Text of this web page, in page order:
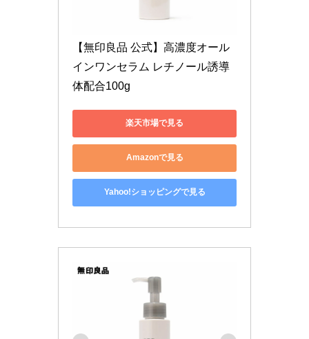
【無印良品 公式】高濃度オール
インワンセラム レチノール誘導
体配合100g
楽天市場で見る
Amazonで見る
Yahoo!ショッピングで見る